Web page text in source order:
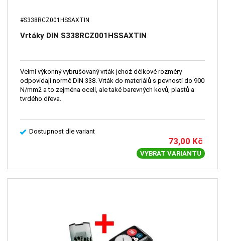
#S338RCZ001HSSAXTIN
Vrtáky DIN S338RCZ001HSSAXTIN
Velmi výkonný vybrušovaný vrták jehož délkové rozměry
odpovídají normě DIN 338. Vrták do materiálů s pevností do 900
N/mm2 a to zejména oceli, ale také barevných kovů, plastů a
tvrdého dřeva.
Dostupnost dle variant
73,00 Kč
VYBRAT VARIANTU